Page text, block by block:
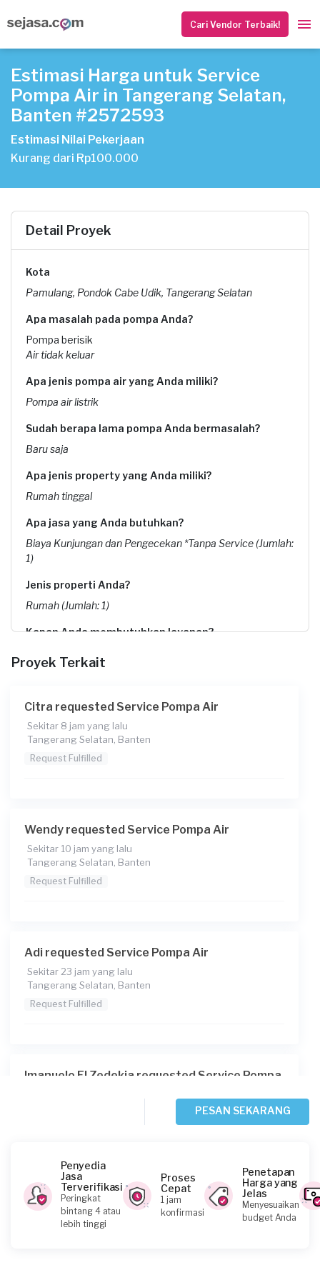
Cari Vendor Terbaik!
Estimasi Harga untuk Service
Pompa Air in Tangerang Selatan,
Banten #2572593
Estimasi Nilai Pekerjaan
Kurang dari Rp100.000
Detail Proyek
Kota
Pamulang, Pondok Cabe Udik, Tangerang Selatan
Apa masalah pada pompa Anda?
Pompa berisik
Air tidak keluar
Apa jenis pompa air yang Anda miliki?
Pompa air listrik
Sudah berapa lama pompa Anda bermasalah?
Baru saja
Apa jenis property yang Anda miliki?
Rumah tinggal
Apa jasa yang Anda butuhkan?
Biaya Kunjungan dan Pengecekan *Tanpa Service (Jumlah:
1)
Jenis properti Anda?
Rumah (Jumlah: 1)
Kapan Anda membutuhkan layanan?
08:00
Berapa budget total untuk layanan ini?
Rp75.000 + Rp11.000 (biaya layanan)
Proyek Terkait
Citra requested Service Pompa Air
Sekitar 8 jam yang lalu
Tangerang Selatan, Banten
Request Fulfilled
Wendy requested Service Pompa Air
Sekitar 10 jam yang lalu
Tangerang Selatan, Banten
Request Fulfilled
Adi requested Service Pompa Air
Sekitar 23 jam yang lalu
Tangerang Selatan, Banten
Request Fulfilled
Imanuelo El Zedekia requested Service Pompa
Fronita requested Service Pompa Air
2 hari yang lalu
PESAN SEKARANG
Penyedia
Jasa
Terverifikasi
Peringkat
bintang 4 atau
lebih tinggi
Proses
Cepat
1 jam
konfirmasi
Penetapan
Harga yang
Jelas
Menyesuaikan
budget Anda